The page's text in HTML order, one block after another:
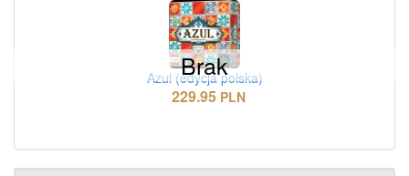
Brak
Azul (edycja polska)
229.95 PLN